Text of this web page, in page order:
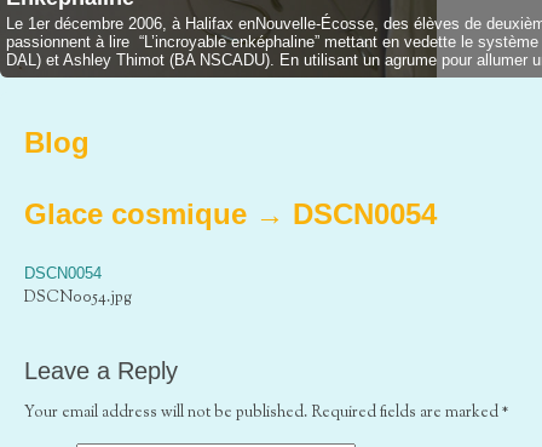
Le 1er décembre 2006, à Halifax enNouvelle-Écosse, des élèves de
passionnent à lire “L’incroyable enképhaline” mettant en vedette le
DAL) et Ashley Thimot (BA NSCADU). En utilisant un agrume pour allumer
Blog
Glace cosmique → DSCN0054
DSCN0054
DSCN0054.jpg
Leave a Reply
Your email address will not be published. Required fields are marked*